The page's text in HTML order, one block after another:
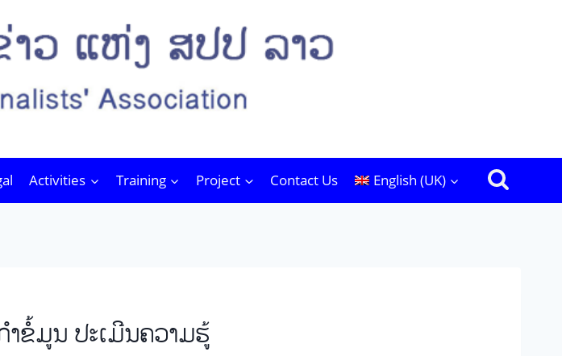
Activities Training Project Contact Us English (UK)
ຂໍ້ມູນ ປະເມີນຄວາມຮູ້